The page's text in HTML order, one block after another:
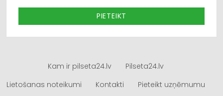
PIETEIKT
Kam ir pilseta24.lv
Pilseta24.lv
Lietošanas noteikumi
Kontakti Pieteikt uzņēmumu